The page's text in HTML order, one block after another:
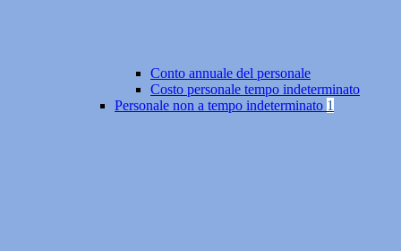
Conto annuale del personale
Costo personale tempo indeterminato
Personale non a tempo indeterminato 1